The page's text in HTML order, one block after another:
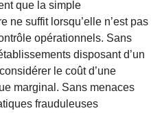
que la simple
ne suffit lorsqu’elle n’est pas
opérationnels. Sans
disposant d’un
le coût d’une
marginal. Sans menaces
frauduleuses